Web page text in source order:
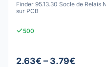
Finder 95.13.30 Socle de Relais
sur PCB
500
2.63€ – 3.79€